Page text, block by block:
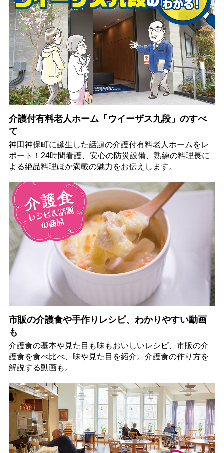
介護付有料老人ホーム「ウイーザス九段」のすべ
て
神田神保町に誕生した話題の介護付有料老人ホームをレ
ポート！24時間看護、安心の防災設備、熟練の料理長に
よる絶品料理ほか満載の魅力をお伝えします。
市販の介護食や手作りレシピ、わかりやすい動画
も
介護食の基本や見た目も味もおいしいレシピ、市販の介
護食を食べ比べ、味や見た目を紹介。介護食の作り方を
解説する動画も。